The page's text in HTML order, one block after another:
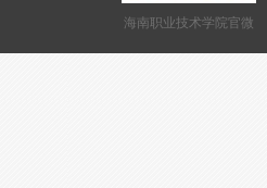
海南职业技术学院官微